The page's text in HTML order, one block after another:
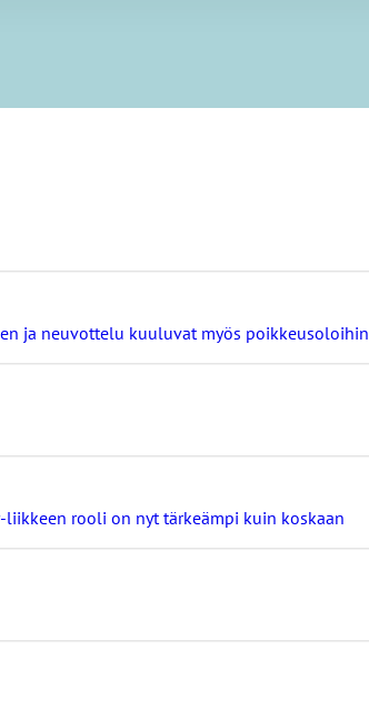
ja neuvottelu kuuluvat myös poikkeusoloihin
rooli on nyt tärkeämpi kuin koskaan